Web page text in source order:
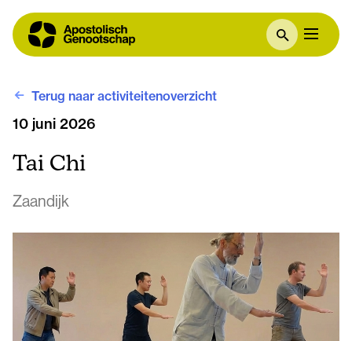
Terug naar activiteitenoverzicht
10 juni 2026
Tai Chi
Zaandijk